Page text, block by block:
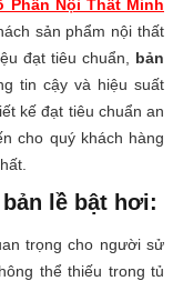
Phần Nội Thất Minh
sản phẩm nội thất
đạt tiêu chuẩn, bản
tin cậy và hiệu suất
kế đạt tiêu chuẩn an
cho quý khách hàng
lề bật hơi:
trọng cho người sử
thể thiếu trong tủ